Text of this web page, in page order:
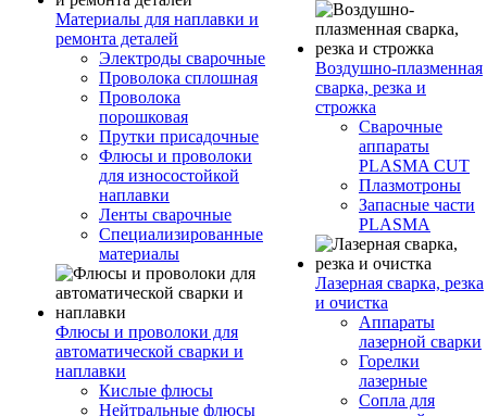
Материалы для наплавки и
ремонта деталей
Электроды сварочные
Проволока сплошная
Проволока
порошковая
Прутки присадочные
Флюсы и проволоки
для износостойкой
наплавки
Ленты сварочные
Специализированные
материалы
Флюсы и проволоки для
автоматической сварки и
наплавки
Кислые флюсы
Нейтральные флюсы
Воздушно-плазменная
сварка, резка и
строжка
Сварочные
аппараты
PLASMA CUT
Плазмотроны
Запасные части
PLASMA
Лазерная сварка, резка
и очистка
Аппараты
лазерной сварки
Горелки
лазерные
Сопла для